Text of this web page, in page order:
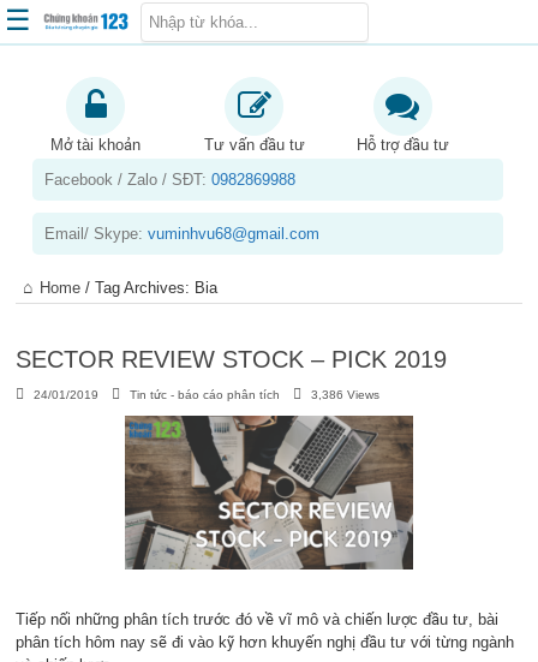
Trang chủ
Kiến thức chứng khoán
Kinh nghiệm đầu tư
Sản phẩm – dịch vụ
Chứng khoán phái sinh
☰
Mở tài khoản Tư vấn đầu tư
Hỗ trợ đầu tư
Facebook / Zalo / SĐT:0982869988
Email/ Skype:vuminhvu68@gmail.com
Home /Tag Archives: Bia
SECTOR REVIEW STOCK – PICK 2019
24/01/2019 Tin tức - báo cáo phân tích 3,386 Views
Tiếp nối những phân tích trước đó về vĩ mô và chiến lược đầu tư, bài
phân tích hôm nay sẽ đi vào kỹ hơn khuyến nghị đầu tư với từng ngành